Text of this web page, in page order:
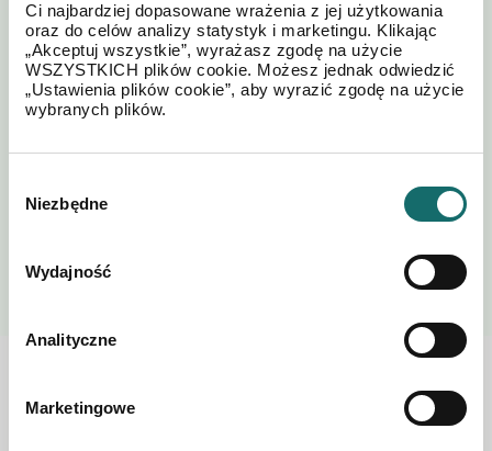
Ci najbardziej dopasowane wrażenia z jej użytkowania
oraz do celów analizy statystyk i marketingu. Klikając
„Akceptuj wszystkie”, wyrażasz zgodę na użycie
WSZYSTKICH plików cookie. Możesz jednak odwiedzić
„Ustawienia plików cookie”, aby wyrazić zgodę na użycie
wybranych plików.
zgody
Niezbędne
Wydajność
Analityczne
Marketingowe
*Akceptuję regulamin i
postanowienia
Polityki
Prywatności
Zobacz również w okolicy